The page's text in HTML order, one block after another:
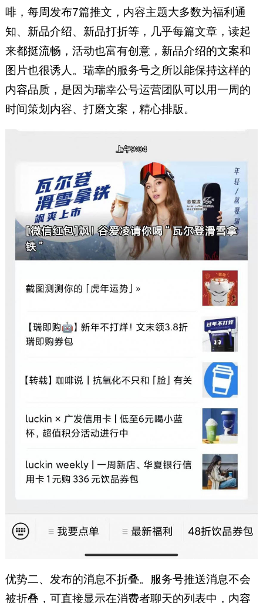
啡，每周发布7篇推文，内容主题大多数为福利通
知、新品介绍、新品打折等，几乎每篇文章，读起
来都挺流畅，活动也富有创意，新品介绍的文案和
图片也很诱人。瑞幸的服务号之所以能保持这样的
内容品质，是因为瑞幸公号运营团队可以用一周的
时间策划内容、打磨文案，精心排版。
优势二、发布的消息不折叠。服务号推送消息不会
被折叠，可直接显示在消费者聊天的列表中，内容